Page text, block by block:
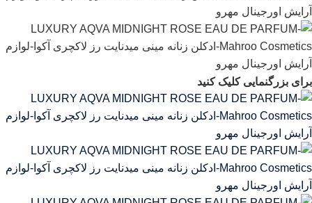
برای بزرگنمایی کلیک کنید